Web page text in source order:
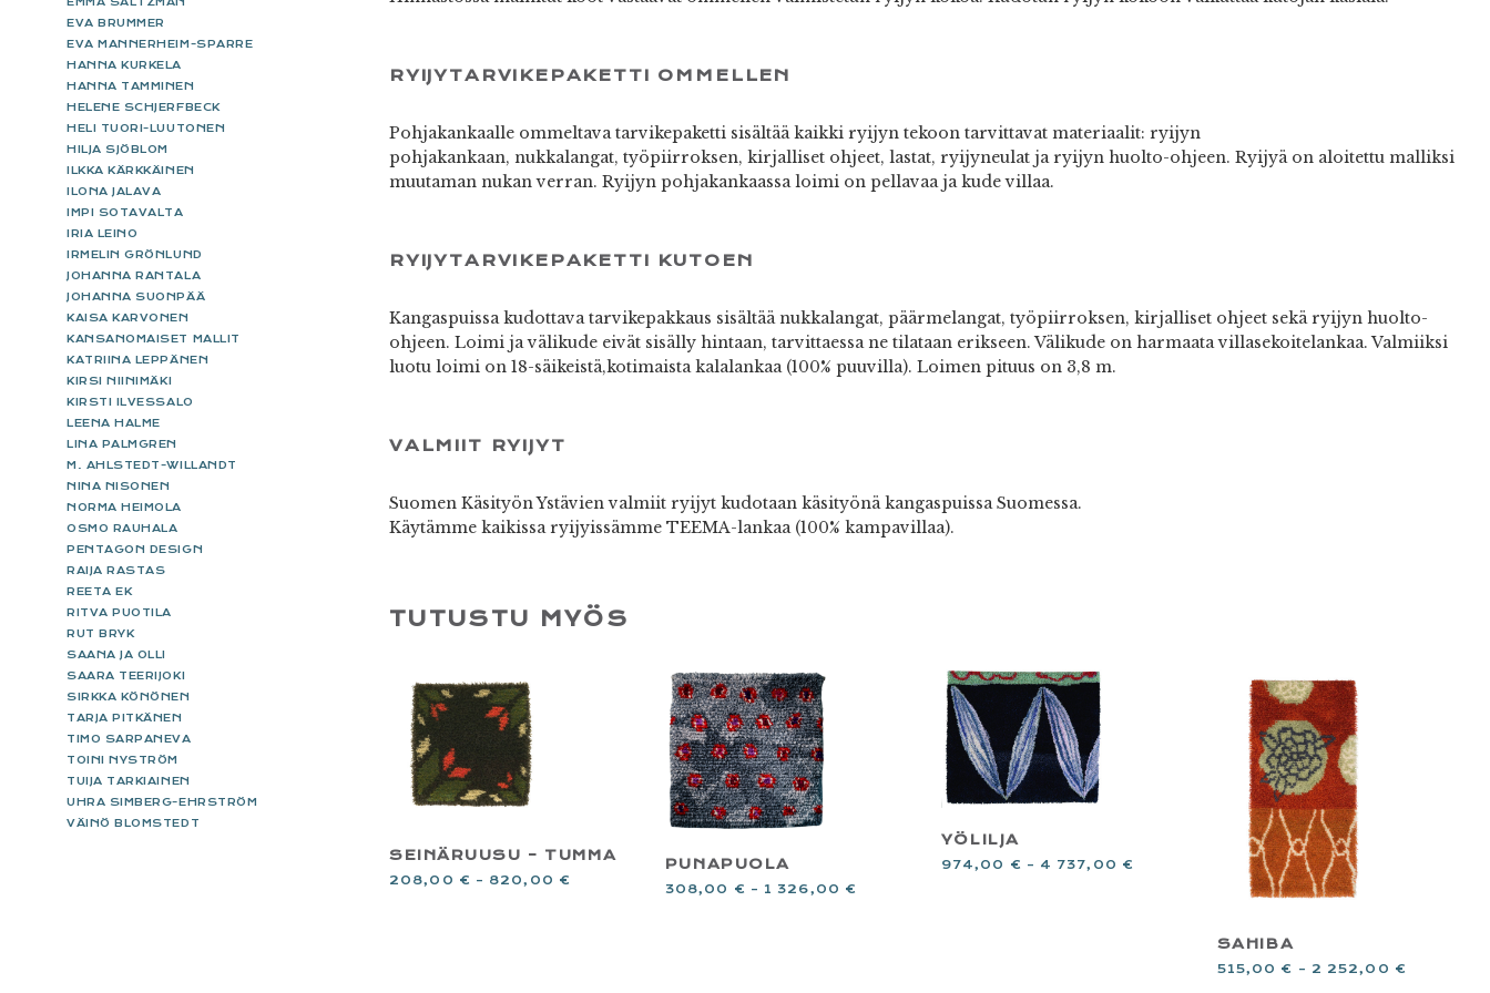
RYIJYTARVIKEPAKETTI OMMELLEN
Pohjakankaalle ommeltava tarvikepaketti sisältää kaikki ryijyn tekoon tarvittavat materiaalit: ryijyn
pohjakankaan, nukkalangat, työpiirroksen, kirjalliset ohjeet, lastat, ryijyneulat ja ryijyn huolto-ohjeen. Ryijyä on aloitettu malliksi
muutaman nukan verran. Ryijyn pohjakankaassa loimi on pellavaa ja kude villaa.
RYIJYTARVIKEPAKETTI KUTOEN
Kangaspuissa kudottava tarvikepakkaus sisältää nukkalangat, päärmelangat, työpiirroksen, kirjalliset ohjeet sekä ryijyn huolto-
ohjeen. Loimi ja välikude eivät sisälly hintaan, tarvittaessa ne tilataan erikseen. Välikude on harmaata villasekoitelankaa. Valmiiksi
luotu loimi on 18-säikeistä,kotimaista kalalankaa (100% puuvilla). Loimen pituus on 3,8 m.
VALMIIT RYIJYT
Suomen Käsityön Ystävien valmiit ryijyt kudotaan käsityönä kangaspuissa Suomessa.
Käytämme kaikissa ryijyissämme TEEMA-lankaa (100% kampavillaa).
TUTUSTU MYÖS
SEINÄRUUSU – TUMMA
208,00 € – 820,00 €
PUNAPUOLA
308,00 € – 1 326,00 €
YÖLILJA
974,00 € – 4 737,00 €
SAHIBA
515,00 € – 2 252,00 €
EVA BRUMMER
EVA MANNERHEIM-SPARRE
HANNA KURKELA
HANNA TAMMINEN
HELENE SCHJERFBECK
HELI TUORI-LUUTONEN
HILJA SJÖBLOM
ILKKA KÄRKKÄINEN
ILONA JALAVA
IMPI SOTAVALTA
IRIA LEINO
IRMELIN GRÖNLUND
JOHANNA RANTALA
JOHANNA SUONPÄÄ
KAISA KARVONEN
KANSANOMAISET MALLIT
KATRIINA LEPPÄNEN
KIRSI NIINIMÄKI
KIRSTI ILVESSALO
LEENA HALME
LINA PALMGREN
M. AHLSTEDT-WILLANDT
NINA NISONEN
NORMA HEIMOLA
OSMO RAUHALA
PENTAGON DESIGN
RAIJA RASTAS
REETA EK
RITVA PUOTILA
RUT BRYK
SAANA JA OLLI
SAARA TEERIJOKI
SIRKKA KÖNÖNEN
TARJA PITKÄNEN
TIMO SARPANEVA
TOINI NYSTRÖM
TUIJA TARKIAINEN
UHRA SIMBERG-EHRSTRÖM
VÄINÖ BLOMSTEDT